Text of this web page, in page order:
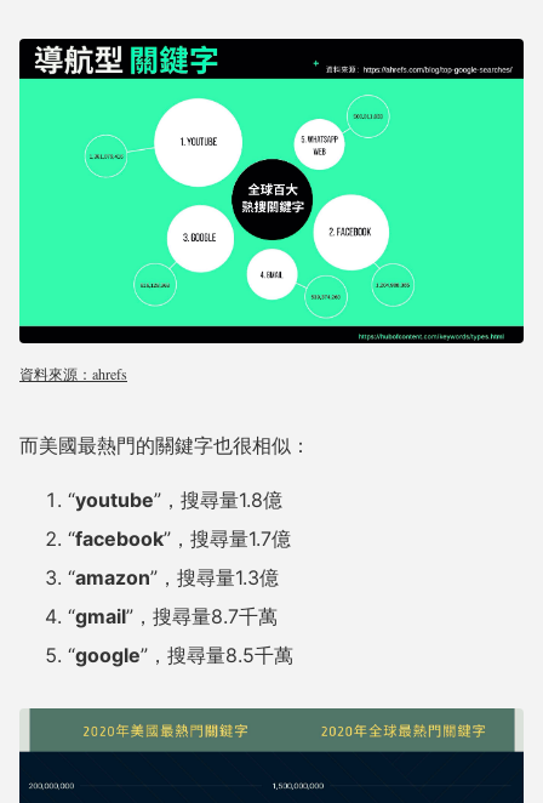
資料來源：ahrefs
而美國最熱門的關鍵字也很相似：
“youtube”，搜尋量1.8億
“facebook”，搜尋量1.7億
“amazon”，搜尋量1.3億
“gmail”，搜尋量8.7千萬
“google”，搜尋量8.5千萬